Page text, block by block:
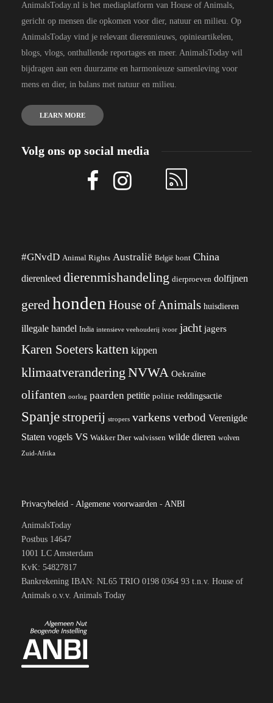
AnimalsToday.nl is het mediaplatform van House of Animals,
gericht op mensen die opkomen voor dier, natuur en milieu. Op
AnimalsToday vind je relevant dierennieuws, opinieartikelen,
blogs, vlogs, onthullende reportages en meer. AnimalsToday wil
bijdragen aan een duurzame en harmonieuze samenleving voor
mens en dier, in balans met natuur en milieu.
LEARN MORE
Volg ons op social media
#GNvdD Animal Rights Australië België bont China
dierenleed dierenmishandeling dierproeven dolfijnen
geredhonden House of Animals huisdieren
illegale handel India intensieve veehouderij ivoor jacht jagers
Karen Soeterskatten kippen
klimaatverandering NVWA Oekraïne
olifanten oorlog paarden petitie politie reddingsactie
Spanjestroperij stropers varkens verbod Verenigde
Staten vogels VS Wakker Dier walvissen wilde dieren wolven
Zuid-Afrika
Privacybeleid - Algemene voorwaarden - ANBI
AnimalsToday
Postbus 14647
1001 LC Amsterdam
KvK: 54827817
Bankrekening IBAN: NL65 TRIO 0198 0364 93 t.n.v. House of
Animals o.v.v. Animals Today